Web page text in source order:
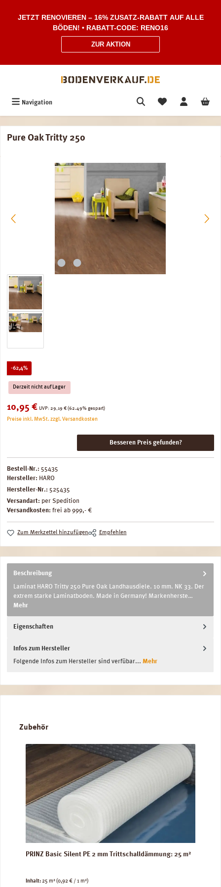
JETZT RENOVIEREN – 16% ZUSATZ-RABATT AUF ALLE
BÖDEN! • RABATT-CODE: RENO16
ZUR AKTION
Navigation
Pure Oak Tritty 250
Bildergalerie überspringen
-62,4%Rabatt
Derzeit nicht auf Lager
Verkaufspreis:
10,95 € UVP: Regulärer Preis:
29,19 € (62.49% gespart)
Preise inkl. MwSt. zzgl. Versandkosten
Besseren Preis gefunden?
Bestell-Nr.: 55435
Hersteller: HARO
Hersteller-Nr.: 525435
Versandart: per Spedition
Versandkosten: frei ab 999,- €
Zum Merkzettel hinzufügen Empfehlen
Beschreibung
Laminat HARO Tritty 250 Pure Oak Landhausdiele. 10 mm. NK 33. Der
extrem starke Laminatboden. Made in Germany! Markenherste…
Mehr
Eigenschaften
Infos zum Hersteller
Folgende Infos zum Hersteller sind verfübar... Mehr
Produktgalerie überspringen
Zubehör
PRINZ Basic Silent PE 2 mm Trittschalldämmung: 25 m²
Inhalt:25 m²(0,92 € / 1 m²)